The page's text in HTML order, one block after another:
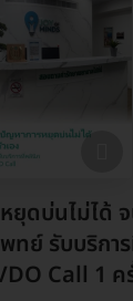
ยุดบ่นไม่ได้
ทย์ รับบริกา
Call 1 ค